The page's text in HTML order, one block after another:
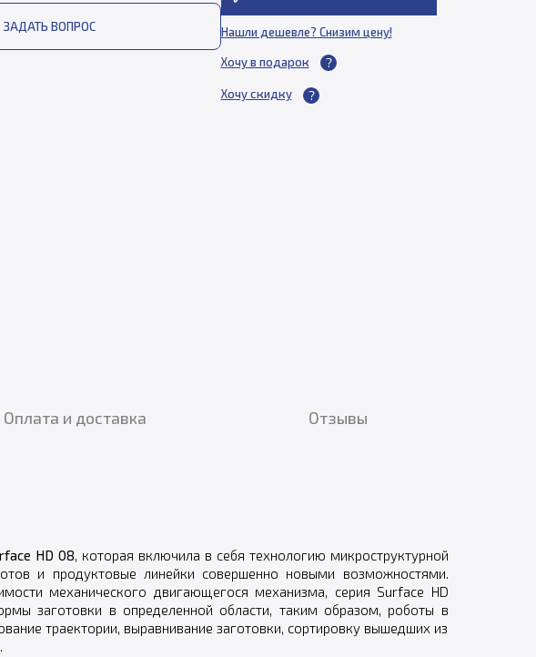
ЗАДАТЬ ВОПРОС Нашли дешевле? Снизим цену!
Хочу в подарок
Хочу скидку
Оплата и доставка Отзывы
HD 08, которая включила в себя технологию микроструктурной
и продуктовые линейки совершенно новыми возможностями.
механического двигающегося механизма, серия Surface HD
заготовки в определенной области, таким образом, роботы в
траектории, выравнивание заготовки, сортировку вышедших из